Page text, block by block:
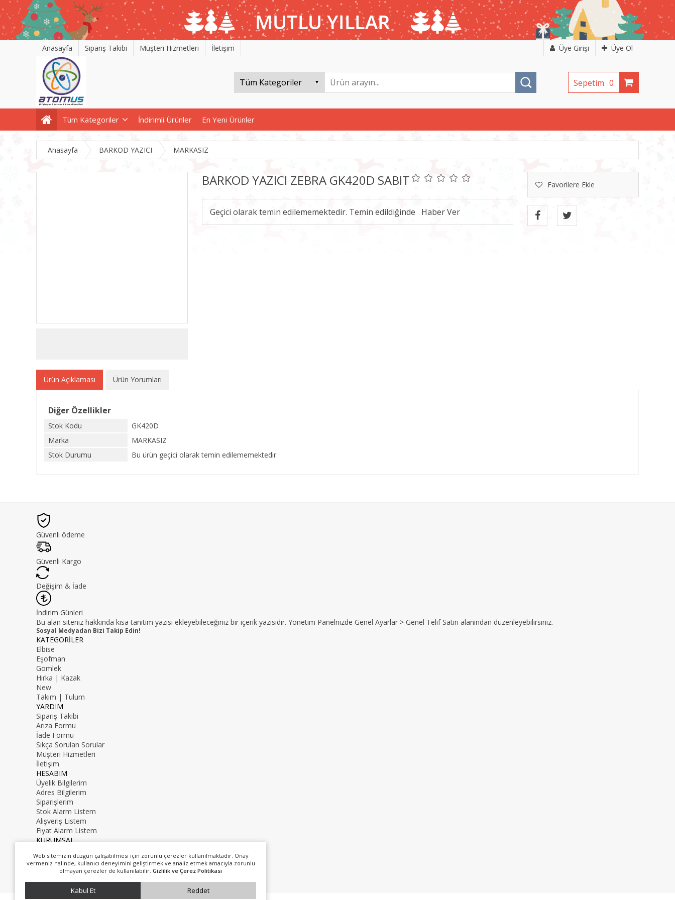
Anasayfa Sipariş Takibi Müşteri Hizmetleri İletişim Üye Girişi Üye Ol
Sepetim 0
Tüm Kategoriler İndirimli Ürünler En Yeni Ürünler
Web sitemizin düzgün çalışabilmesi için zorunlu çerezler kullanılmaktadır. Onay
vermeniz halinde, kullanıcı deneyimini geliştirmek ve analiz etmek amacıyla zorunlu
olmayan çerezler de kullanılabilir. Gizlilik ve Çerez Politikası
Kabul Et Reddet
Anasayfa BARKOD YAZICI MARKASIZ
BARKOD YAZICI ZEBRA GK420D SABIT Favorilere Ekle
Geçici olarak temin edilememektedir. Temin edildiğinde
Ürün Açıklaması Ürün Yorumları
Diğer Özellikler
Stok Kodu
GK420D
Marka
MARKASIZ
Stok Durumu
Bu ürün geçici olarak temin edilememektedir.
Güvenli ödeme
Güvenli Kargo
Değişim & İade
İndirim Günleri
Bu alan siteniz hakkında kısa tanıtım yazısı ekleyebileceğiniz bir içerik yazısıdır. Yönetim Panelnizde Genel Ayarlar > Genel Telif Satırı alanından düzenleyebilirsiniz.
Sosyal Medyadan Bizi Takip Edin!
KATEGORİLER
Elbise
Eşofman
Gömlek
Hırka | Kazak
New
Takım | Tulum
YARDIM
Sipariş Takibi
Arıza Formu
İade Formu
Sıkça Sorulan Sorular
Müşteri Hizmetleri
İletişim
HESABIM
Üyelik Bilgilerim
Adres Bilgilerim
Siparişlerim
Stok Alarm Listem
Alışveriş Listem
Fiyat Alarm Listem
KURUMSAL
Hakkımızda
0216 000 00 00